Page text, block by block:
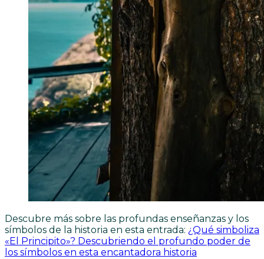
Descubre más sobre las profundas enseñanzas y los
símbolos de la historia en esta entrada: ¿Qué simboliza
«El Principito»? Descubriendo el profundo poder de
los símbolos en esta encantadora historia